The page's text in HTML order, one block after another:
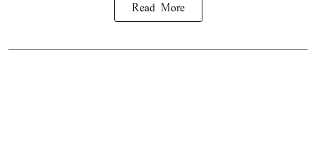
Read More